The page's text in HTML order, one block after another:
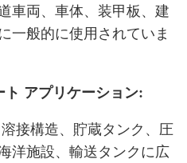
車両、車体、装甲板、建
一般的に使用されていま
ト アプリケーション:
接構造、貯蔵タンク、圧
洋施設、輸送タンクに広